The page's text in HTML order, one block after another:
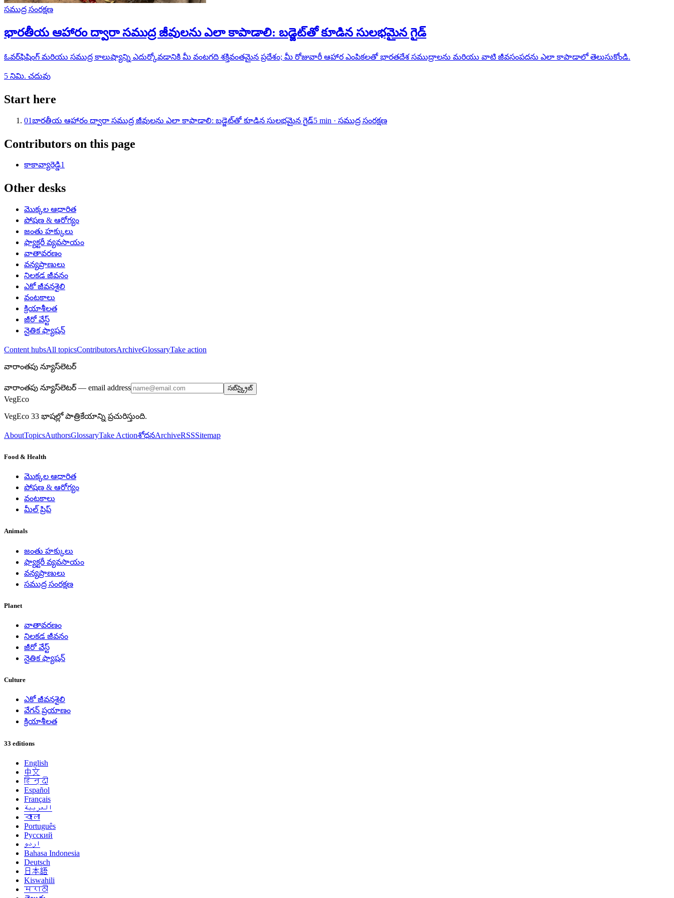
సముద్ర సంరక్షణ
భారతీయ ఆహారం ద్వారా సముద్ర జీవులను ఎలా కాపాడాలి: బడ్జెట్‌తో కూడిన సులభమైన గైడ్
ఓవర్‌ఫిషింగ్ మరియు సముద్ర కాలుష్యాన్ని ఎదుర్కోవడానికి మీ వంటగది శక్తివంతమైన ప్రదేశం; మీ రోజువారీ ఆహార ఎంపికలతో భారతదేశ సముద్రాలను మరియు వాటి జీవసంపదను ఎలా కాపాడాలో తెలుసుకోండి.
5 నిమి. చదువు
Start here
01భారతీయ ఆహారం ద్వారా సముద్ర జీవులను ఎలా కాపాడాలి: బడ్జెట్‌తో కూడిన సులభమైన గైడ్5 min · సముద్ర సంరక్షణ
Contributors on this page
కాకావ్యారెడ్డి1
Other desks
మొక్కల ఆధారిత
పోషణ & ఆరోగ్యం
జంతు హక్కులు
ఫ్యాక్టరీ వ్యవసాయం
వాతావరణం
వన్యప్రాణులు
నిలకడ జీవనం
ఎకో జీవనశైలి
వంటకాలు
క్రియాశీలత
జీరో వేస్ట్
నైతిక ఫ్యాషన్
Content hubsAll topicsContributorsArchiveGlossaryTake action
వారాంతపు న్యూస్‌లెటర్
వారాంతపు న్యూస్‌లెటర్ — email address సబ్‌స్క్రైబ్
VegEco
VegEco 33 భాషల్లో పాత్రికేయాన్ని ప్రచురిస్తుంది.
AboutTopicsAuthorsGlossaryTake ActionశోధనArchiveRSSSitemap
Food & Health
మొక్కల ఆధారిత
పోషణ & ఆరోగ్యం
వంటకాలు
మీల్ ప్రిప్
Animals
జంతు హక్కులు
ఫ్యాక్టరీ వ్యవసాయం
వన్యప్రాణులు
సముద్ర సంరక్షణ
Planet
వాతావరణం
నిలకడ జీవనం
జీరో వేస్ట్
నైతిక ఫ్యాషన్
Culture
ఎకో జీవనశైలి
వేగన్ ప్రయాణం
క్రియాశీలత
33 editions
English
中文
हिन्दी
Español
Français
العربية
বাংলা
Português
Русский
اردو
Bahasa Indonesia
Deutsch
日本語
Kiswahili
मराठी